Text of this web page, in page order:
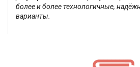
более и более технологичные,
варианты.